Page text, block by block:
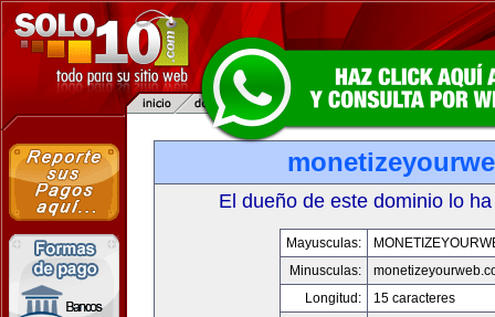
El dueño de este dominio lo
Mayusculas:
Minusculas:
Longitud:
15 caracteres